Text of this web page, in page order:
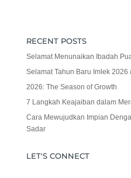
RECENT POSTS
Selamat Menunaikan Ibadah
Selamat Tahun Baru Imlek 2026
2026: The Season of Growth
7 Langkah Keajaiban dalam
Cara Mewujudkan Impian
Sadar
LET'S CONNECT